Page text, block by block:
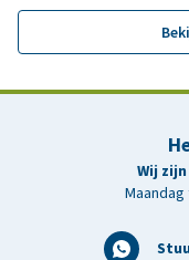
Wij
Maandag